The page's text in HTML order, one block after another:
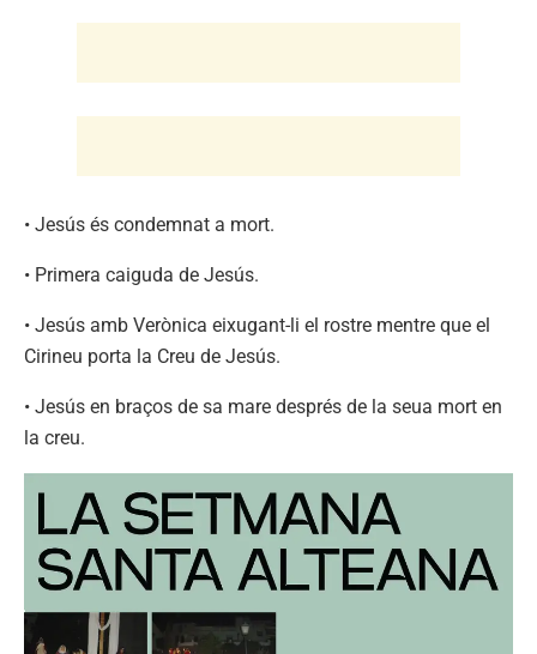
• Jesús és condemnat a mort.
• Primera caiguda de Jesús.
• Jesús amb Verònica eixugant-li el rostre mentre que el
Cirineu porta la Creu de Jesús.
• Jesús en braços de sa mare després de la seua mort en
la creu.